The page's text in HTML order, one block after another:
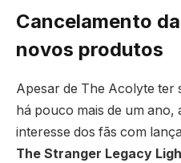
Cancelamento
novos produtos
Apesar de The Acolyte ter
há pouco mais de um ano,
interesse dos fãs com
The Stranger Legacy